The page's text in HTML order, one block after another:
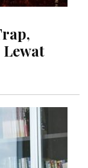
Lewat